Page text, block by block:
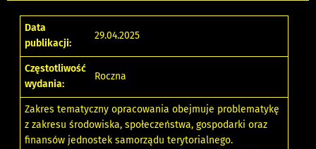
Data
publikacji:
29.04.2025
Częstotliwość
wydania:
Roczna
Zakres tematyczny opracowania obejmuje problematykę
z zakresu środowiska, społeczeństwa, gospodarki oraz
finansów jednostek samorządu terytorialnego.